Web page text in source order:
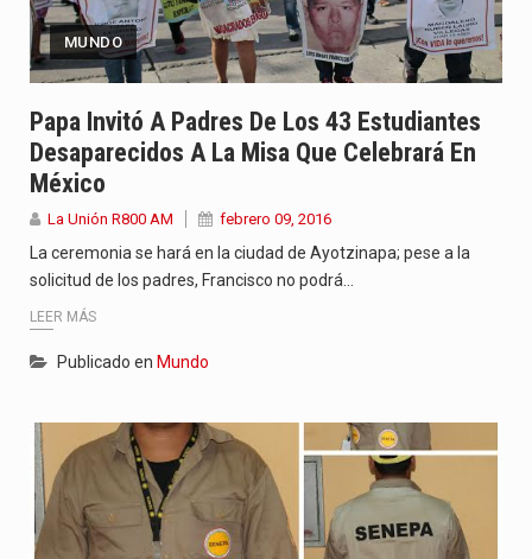
MUNDO
Papa Invitó A Padres De Los 43 Estudiantes
Desaparecidos A La Misa Que Celebrará En
México
La Unión R800 AM febrero 09, 2016
La ceremonia se hará en la ciudad de Ayotzinapa; pese a la
solicitud de los padres, Francisco no podrá…
LEER MÁS
Publicado en Mundo